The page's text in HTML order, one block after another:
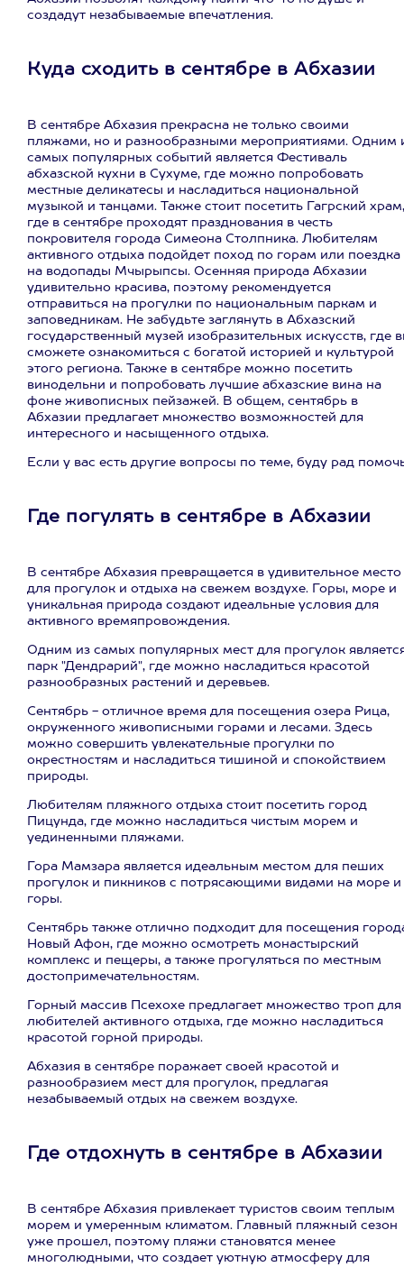
создадут незабываемые впечатления.
Куда сходить в сентябре в Абхазии
В сентябре Абхазия прекрасна не только своими
пляжами, но и разнообразными мероприятиями. Одним
самых популярных событий является Фестиваль
абхазской кухни в Сухуме, где можно попробовать
местные деликатесы и насладиться национальной
музыкой и танцами. Также стоит посетить Гагрский храм,
где в сентябре проходят празднования в честь
покровителя города Симеона Столпника. Любителям
активного отдыха подойдет поход по горам или поездка
на водопады Мчырыпсы. Осенняя природа Абхазии
удивительно красива, поэтому рекомендуется
отправиться на прогулки по национальным паркам и
заповедникам. Не забудьте заглянуть в Абхазский
государственный музей изобразительных искусств, где
сможете ознакомиться с богатой историей и культурой
этого региона. Также в сентябре можно посетить
винодельни и попробовать лучшие абхазские вина на
фоне живописных пейзажей. В общем, сентябрь в
Абхазии предлагает множество возможностей для
интересного и насыщенного отдыха.
Если у вас есть другие вопросы по теме, буду рад
Где погулять в сентябре в Абхазии
В сентябре Абхазия превращается в удивительное место
для прогулок и отдыха на свежем воздухе. Горы, море и
уникальная природа создают идеальные условия для
активного времяпровождения.
Одним из самых популярных мест для прогулок
парк "Дендрарий", где можно насладиться красотой
разнообразных растений и деревьев.
Сентябрь - отличное время для посещения озера Рица,
окруженного живописными горами и лесами. Здесь
можно совершить увлекательные прогулки по
окрестностям и насладиться тишиной и спокойствием
природы.
Любителям пляжного отдыха стоит посетить город
Пицунда, где можно насладиться чистым морем и
уединенными пляжами.
Гора Мамзара является идеальным местом для пеших
прогулок и пикников с потрясающими видами на море и
горы.
Сентябрь также отлично подходит для посещения
Новый Афон, где можно осмотреть монастырский
комплекс и пещеры, а также прогуляться по местным
достопримечательностям.
Горный массив Псехохе предлагает множество троп для
любителей активного отдыха, где можно насладиться
красотой горной природы.
Абхазия в сентябре поражает своей красотой и
разнообразием мест для прогулок, предлагая
незабываемый отдых на свежем воздухе.
Где отдохнуть в сентябре в Абхазии
В сентябре Абхазия привлекает туристов своим теплым
морем и умеренным климатом. Главный пляжный сезон
уже прошел, поэтому пляжи становятся менее
многолюдными, что создает уютную атмосферу для